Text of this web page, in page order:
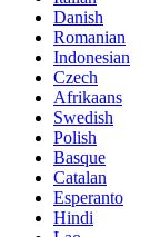
Danish
Romanian
Indonesian
Czech
Afrikaans
Swedish
Polish
Basque
Catalan
Esperanto
Hindi